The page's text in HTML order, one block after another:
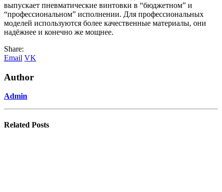
выпускает пневматические винтовки в “бюджетном” и
“профессиональном” исполнении. Для профессиональных
моделей используются более качественные материалы, они
надёжнее и конечно же мощнее.
Share:
Email VK
Author
Admin
Related Posts